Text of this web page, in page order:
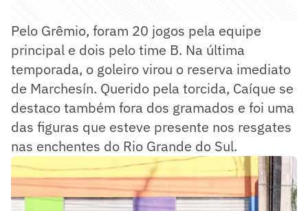
Pelo Grêmio, foram 20 jogos pela equipe
principal e dois pelo time B. Na última
temporada, o goleiro virou o reserva imediato
de Marchesín. Querido pela torcida, Caíque se
destaco também fora dos gramados e foi uma
das figuras que esteve presente nos resgates
nas enchentes do Rio Grande do Sul.